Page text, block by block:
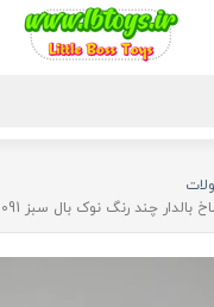
چند رنگ نوک بال سبز 83091